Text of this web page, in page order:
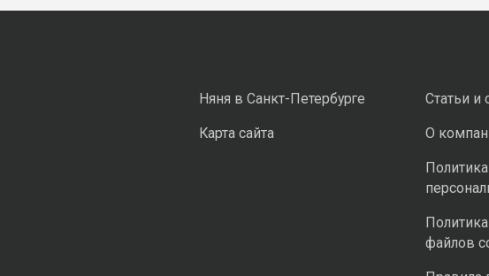
Няня в Санкт-Петербурге
Карта сайта
Статьи и
О
файлов